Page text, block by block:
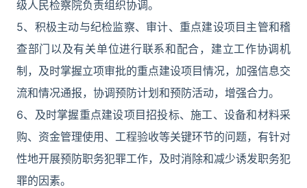
级人民检察院负责组织协调。
5、积极主动与纪检监察、审计、重点建设项目主管和稽
查部门以及有关单位进行联系和配合，建立工作协调机
制，及时掌握立项审批的重点建设项目情况，加强信息交
流和情况通报，协调预防计划和预防活动，增强合力。
6、及时掌握重点建设项目招投标、施工、设备和材料采
购、资金管理使用、工程验收等关键环节的问题，有针对
性地开展预防职务犯罪工作，及时消除和减少诱发职务犯
罪的因素。